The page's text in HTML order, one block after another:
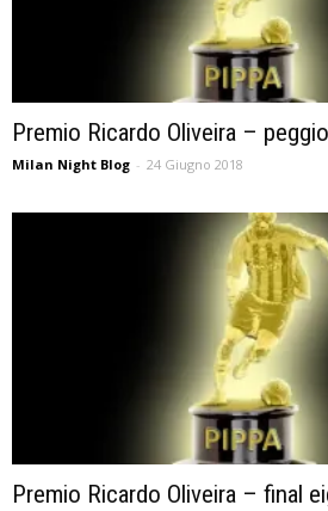
Premio Ricardo Oliveira –
Milan Night Blog - 24 Giugno 2018
Premio Ricardo Oliveira – final